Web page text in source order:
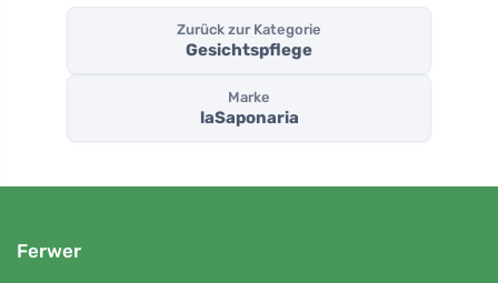
Zurück zur Kategorie
Gesichtspflege
Marke
laSaponaria
Ferwer